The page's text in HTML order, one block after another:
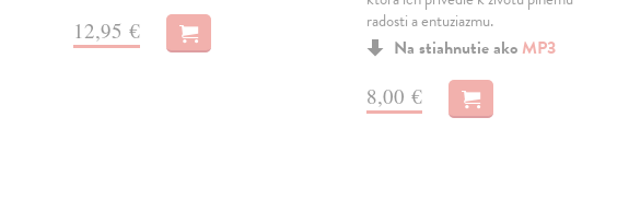
12,95 €
radosti a entuziazmu.
Na stiahnutie ako MP3
8,00 €